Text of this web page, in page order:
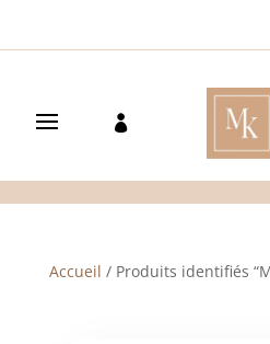
Accueil / Produits identifiés